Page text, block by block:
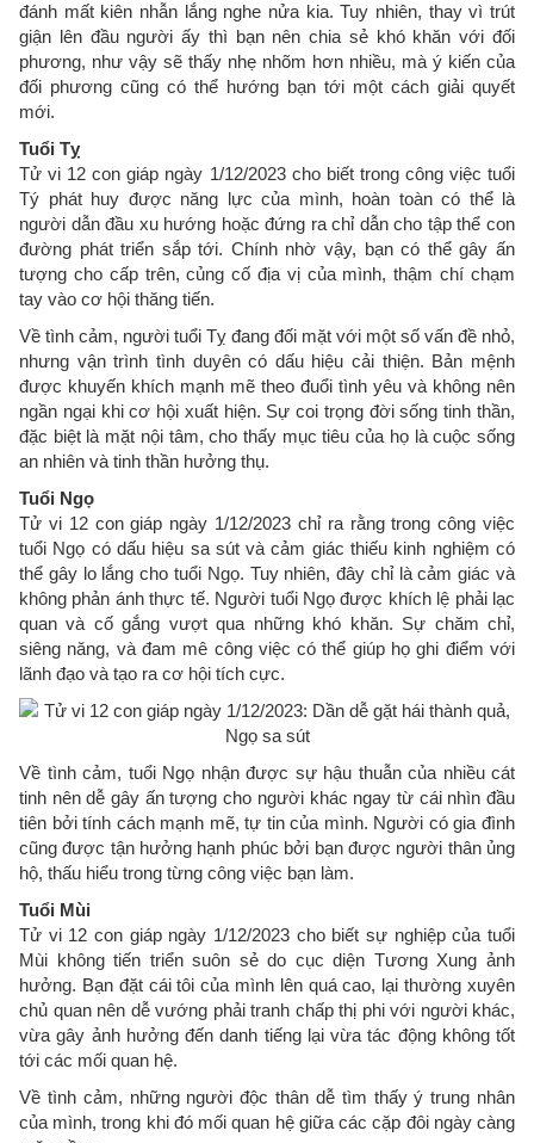
đánh mất kiên nhẫn lắng nghe nửa kia. Tuy nhiên, thay vì trút
giận lên đầu người ấy thì bạn nên chia sẻ khó khăn với đối
phương, như vậy sẽ thấy nhẹ nhõm hơn nhiều, mà ý kiến của
đối phương cũng có thể hướng bạn tới một cách giải quyết
mới.
Tuổi Tỵ
Tử vi 12 con giáp ngày 1/12/2023 cho biết trong công việc tuổi
Tý phát huy được năng lực của mình, hoàn toàn có thể là
người dẫn đầu xu hướng hoặc đứng ra chỉ dẫn cho tập thể con
đường phát triển sắp tới. Chính nhờ vậy, bạn có thể gây ấn
tượng cho cấp trên, củng cố địa vị của mình, thậm chí chạm
tay vào cơ hội thăng tiến.
Về tình cảm, người tuổi Tỵ đang đối mặt với một số vấn đề nhỏ,
nhưng vận trình tình duyên có dấu hiệu cải thiện. Bản mệnh
được khuyến khích mạnh mẽ theo đuổi tình yêu và không nên
ngần ngại khi cơ hội xuất hiện. Sự coi trọng đời sống tinh thần,
đặc biệt là mặt nội tâm, cho thấy mục tiêu của họ là cuộc sống
an nhiên và tinh thần hưởng thụ.
Tuổi Ngọ
Tử vi 12 con giáp ngày 1/12/2023 chỉ ra rằng trong công việc
tuổi Ngọ có dấu hiệu sa sút và cảm giác thiếu kinh nghiệm có
thể gây lo lắng cho tuổi Ngọ. Tuy nhiên, đây chỉ là cảm giác và
không phản ánh thực tế. Người tuổi Ngọ được khích lệ phải lạc
quan và cố gắng vượt qua những khó khăn. Sự chăm chỉ,
siêng năng, và đam mê công việc có thể giúp họ ghi điểm với
lãnh đạo và tạo ra cơ hội tích cực.
Về tình cảm, tuổi Ngọ nhận được sự hậu thuẫn của nhiều cát
tinh nên dễ gây ấn tượng cho người khác ngay từ cái nhìn đầu
tiên bởi tính cách mạnh mẽ, tự tin của mình. Người có gia đình
cũng được tận hưởng hạnh phúc bởi bạn được người thân ủng
hộ, thấu hiểu trong từng công việc bạn làm.
Tuổi Mùi
Tử vi 12 con giáp ngày 1/12/2023 cho biết sự nghiệp của tuổi
Mùi không tiến triển suôn sẻ do cục diện Tương Xung ảnh
hưởng. Bạn đặt cái tôi của mình lên quá cao, lại thường xuyên
chủ quan nên dễ vướng phải tranh chấp thị phi với người khác,
vừa gây ảnh hưởng đến danh tiếng lại vừa tác động không tốt
tới các mối quan hệ.
Về tình cảm, những người độc thân dễ tìm thấy ý trung nhân
của mình, trong khi đó mối quan hệ giữa các cặp đôi ngày càng